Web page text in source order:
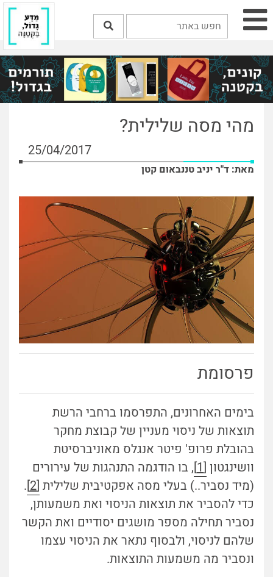
מהי מסה שלילית?
25/04/2017
מאת: ד"ר יניב טננבאום קטן
פרסומת
בימים האחרונים, התפרסמו ברחבי הרשת
תוצאות של ניסוי מעניין של קבוצת מחקר
בהובלת פרופ' פיטר אנגלס מאוניברסיטת
וושינגטון [1] , בו הודגמה התנהגות של עירורים
(מיד נסביר..) בעלי מסה אפקטיבית שלילית [2]
.
כדי להסביר את תוצאות הניסוי ואת משמעותן,
נסביר תחילה מספר מושגים יסודיים ואת הקשר
שלהם לניסוי, ולבסוף נתאר את הניסוי עצמו
ונסביר מה משמעות התוצאות.